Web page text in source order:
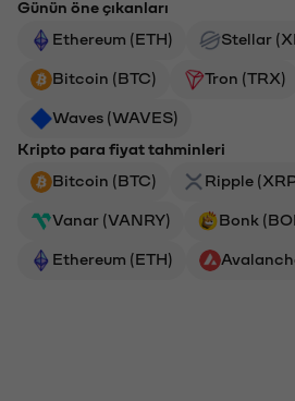
Günün öne çıkanları
Ethereum (ETH)
Stellar
Bitcoin (BTC) Tron (TRX)
Waves (WAVES)
Kripto para fiyat tahminleri
Bitcoin (BTC)
Ripple
Vanar (VANRY) Bonk
Ethereum (ETH)